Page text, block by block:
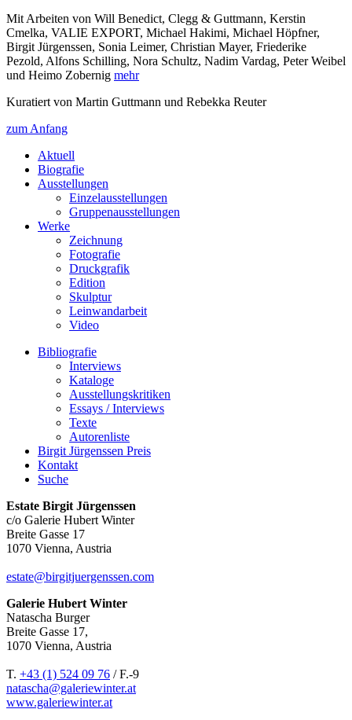
Mit Arbeiten von Will Benedict, Clegg & Guttmann, Kerstin
Cmelka, VALIE EXPORT, Michael Hakimi, Michael Höpfner,
Birgit Jürgenssen, Sonia Leimer, Christian Mayer, Friederike
Pezold, Alfons Schilling, Nora Schultz, Nadim Vardag, Peter Weibel
und Heimo Zobernig mehr
Kuratiert von Martin Guttmann und Rebekka Reuter
zum Anfang
Aktuell
Biografie
Ausstellungen
Einzelausstellungen
Gruppenausstellungen
Werke
Zeichnung
Fotografie
Druckgrafik
Edition
Skulptur
Leinwandarbeit
Video
Bibliografie
Interviews
Kataloge
Ausstellungskritiken
Essays / Interviews
Texte
Autorenliste
Birgit Jürgenssen Preis
Kontakt
Suche
Estate Birgit Jürgenssen
c/o Galerie Hubert Winter
Breite Gasse 17
1070 Vienna, Austria
estate@birgitjuergenssen.com
Galerie Hubert Winter
Natascha Burger
Breite Gasse 17,
1070 Vienna, Austria
T. +43 (1) 524 09 76 / F.-9
natascha@galeriewinter.at
www.galeriewinter.at